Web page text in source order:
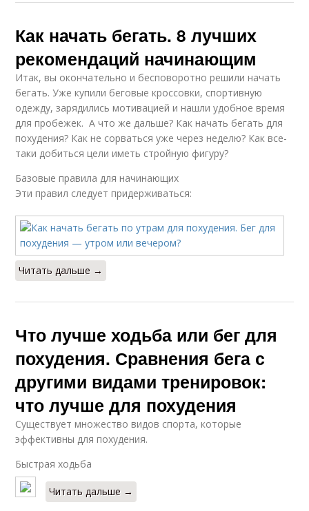
Как начать бегать. 8 лучших
рекомендаций начинающим
Итак, вы окончательно и бесповоротно решили начать
бегать. Уже купили беговые кроссовки, спортивную
одежду, зарядились мотивацией и нашли удобное время
для пробежек. А что же дальше? Как начать бегать для
похудения? Как не сорваться уже через неделю? Как все-
таки добиться цели иметь стройную фигуру?
Базовые правила для начинающих
Эти правил следует придерживаться:
Читать дальше →
Что лучше ходьба или бег для
похудения. Сравнения бега с
другими видами тренировок:
что лучше для похудения
Существует множество видов спорта, которые
эффективны для похудения.
Быстрая ходьба
Читать дальше →